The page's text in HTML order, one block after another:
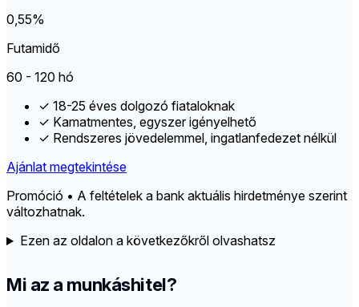
0,55%
Futamidő
60 - 120 hó
✓ 18-25 éves dolgozó fiataloknak
✓ Kamatmentes, egyszer igényelhető
✓ Rendszeres jövedelemmel, ingatlanfedezet nélkül
Ajánlat megtekintése
Promóció • A feltételek a bank aktuális hirdetménye szerint
változhatnak.
Ezen az oldalon a következőkről olvashatsz
Mi az a munkáshitel?